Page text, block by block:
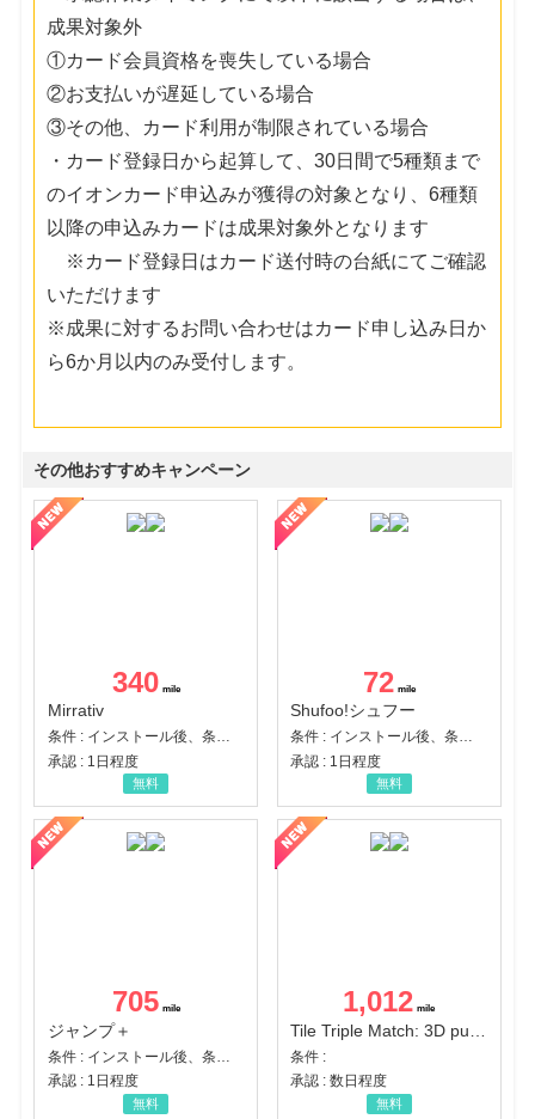
成果対象外
①カード会員資格を喪失している場合
②お支払いが遅延している場合
③その他、カード利用が制限されている場合
・カード登録日から起算して、30日間で5種類まで
のイオンカード申込みが獲得の対象となり、6種類
以降の申込みカードは成果対象外となります
※カード登録日はカード送付時の台紙にてご確認
いただけます
※成果に対するお問い合わせはカード申し込み日か
ら6か月以内のみ受付します。
その他おすすめキャンペーン
340
Mirrativ
条件 : インストール後、条件達成
承認 : 1日程度
無料
72
Shufoo!シュフー
条件 : インストール後、条件達成
承認 : 1日程度
無料
705
ジャンプ＋
承認 : 1日程度
無料
1,012
条件 :
承認 : 数日程度
無料